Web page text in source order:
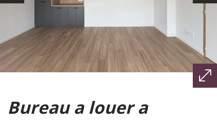
bureau a louer a